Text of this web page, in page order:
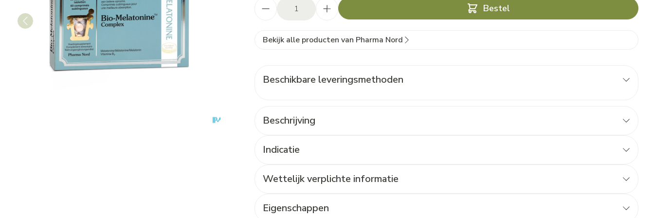
Bestel
Bekijk alle producten van Pharma Nord
Beschikbare leveringsmethoden
Beschrijving
Indicatie
Wettelijk verplichte informatie
Eigenschappen